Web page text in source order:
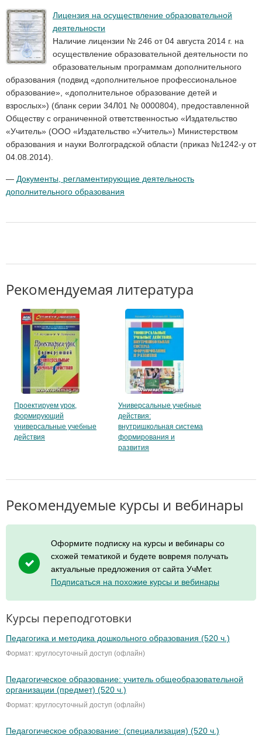
Лицензия на осуществление образовательной
деятельности
Наличие лицензии № 246 от 04 августа 2014 г. на
осуществление образовательной деятельности по
образовательным программам дополнительного
образования (подвид «дополнительное профессиональное
образование», «дополнительное образование детей и
взрослых») (бланк серии 34Л01 № 0000804), предоставленной
Обществу с ограниченной ответственностью «Издательство
«Учитель» (ООО «Издательство «Учитель») Министерством
образования и науки Волгоградской области (приказ №1242-у от
04.08.2014).
— Документы, регламентирующие деятельность
дополнительного образования
Рекомендуемая литература
Проектируем урок,
формирующий
универсальные учебные
действия
Универсальные учебные
действия:
внутришкольная система
формирования и
развития
Рекомендуемые курсы и вебинары
Оформите подписку на курсы и вебинары со
схожей тематикой и будете вовремя получать
актуальные предложения от сайта УчМет.
Подписаться на похожие курсы и вебинары
Курсы переподготовки
Педагогика и методика дошкольного образования (520 ч.)
Формат: круглосуточный доступ (офлайн)
Педагогическое образование: учитель общеобразовательной
организации (предмет) (520 ч.)
Формат: круглосуточный доступ (офлайн)
Педагогическое образование: (специализация) (520 ч.)